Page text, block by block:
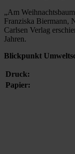
„Am
Franziska Biermann,
Carlsen Verlag
Jahren.
Blickpunkt
Druck:
Papier: